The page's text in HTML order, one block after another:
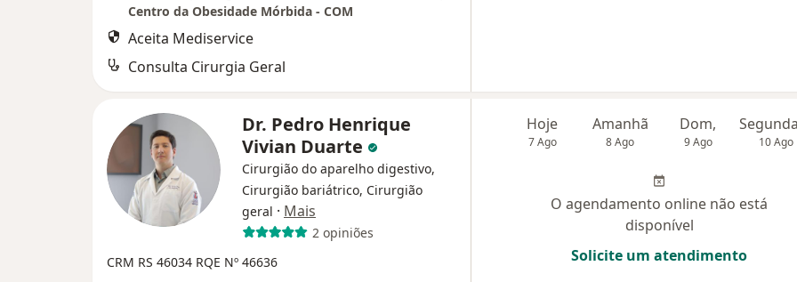
Centro da Obesidade Mórbida - COM
Aceita Mediservice
Consulta Cirurgia Geral
Dr. Pedro Henrique
Vivian Duarte
Cirurgião do aparelho digestivo,
Cirurgião bariátrico, Cirurgião
geral · Mais
2 opiniões
CRM RS 46034 RQE Nº 46636
Hoje
7 Ago
Amanhã
8 Ago
Dom,
9 Ago 10 Ago
O agendamento online não está
disponível
Solicite um atendimento